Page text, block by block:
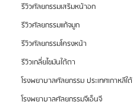
รีวิวศัลยกรรมเสริมหน้าอก
รีวิวศัลยกรรมแก้จมูก
รีวิวศัลยกรรมโครงหน้า
รีวิวเกลี่ยไขมันใต้ตา
โรงพยาบาลศัลยกรรม ประเทศเกาหลีใต้
โรงพยาบาลศัลยกรรมจีเอ็นจี